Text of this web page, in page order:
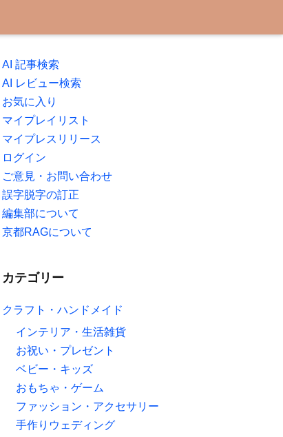
AI 記事検索
AI レビュー検索
お気に入り
マイプレイリスト
マイプレスリリース
ログイン
ご意見・お問い合わせ
誤字脱字の訂正
編集部について
京都RAGについて
カテゴリー
クラフト・ハンドメイド
インテリア・生活雑貨
お祝い・プレゼント
ベビー・キッズ
おもちゃ・ゲーム
ファッション・アクセサリー
手作りウェディング